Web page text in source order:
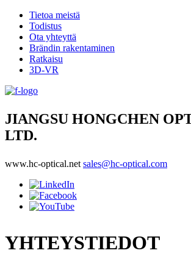
Tietoa meistä
Todistus
Ota yhteyttä
Brändin rakentaminen
Ratkaisu
3D-VR
JIANGSU HONGCHEN
LTD.
www.hc-optical.net sales@hc-optical.com
YHTEYSTIEDOT